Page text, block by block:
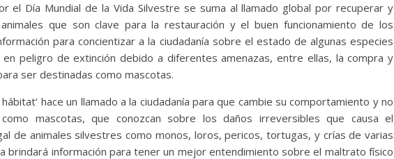
el Día Mundial de la Vida Silvestre se suma al llamado global por recuperar y
que son clave para la restauración y el buen funcionamiento de los
para concientizar a la ciudadanía sobre el estado de algunas especies
peligro de extinción debido a diferentes amenazas, entre ellas, la compra y
ser destinadas como mascotas.
hábitat’ hace un llamado a la ciudadanía para que cambie su comportamiento y no
mascotas, que conozcan sobre los daños irreversibles que causa el
de animales silvestres como monos, loros, pericos, tortugas, y crías de varias
brindará información para tener un mejor entendimiento sobre el maltrato físico